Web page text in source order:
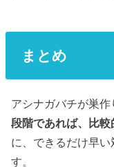
まとめ
アシナガバチが巣
段階であれば、比
に、できるだけ早
す。